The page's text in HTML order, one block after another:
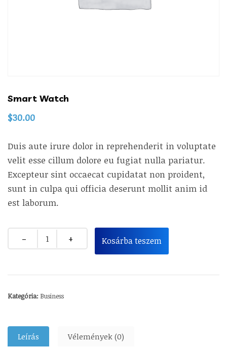
Smart Watch
$30.00
Duis aute irure dolor in reprehenderit in voluptate
velit esse cillum dolore eu fugiat nulla pariatur.
Excepteur sint occaecat cupidatat non proident,
sunt in culpa qui officia deserunt mollit anim id
est laborum.
Kosárba teszem
Kategória: Business
Leírás Vélemények (0)